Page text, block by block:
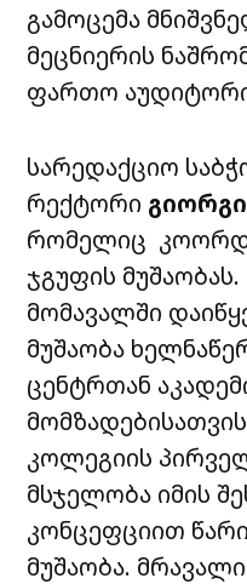
გამოცემა
მეცნიერის
ფართო
სარედაქციო
რექტორი
რომელიც
ჯგუფის
მომავალში
მუშაობა
ცენტრთან
კოლეგიის
მსჯელობა იმის
კონცეფციით
მუშაობა.